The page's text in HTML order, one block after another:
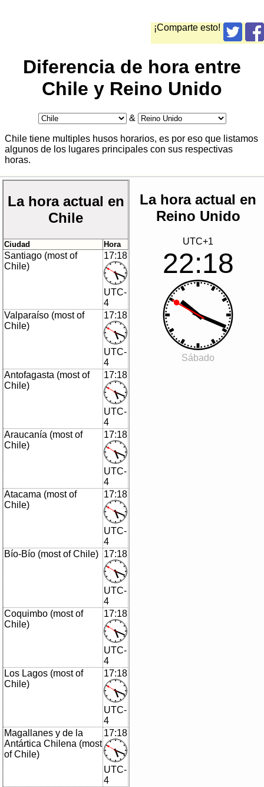
¡Comparte esto!
Diferencia de hora entre
Chile y Reino Unido
&
Chile tiene multiples husos horarios, es por eso que listamos
algunos de los lugares principales con sus respectivas
horas.
La hora actual en
Chile
Ciudad Hora
Santiago (most of
Chile)
17:18
UTC-
4
Valparaíso (most of
Chile)
17:18
UTC-
4
Antofagasta (most of
Chile)
17:18
UTC-
4
Araucanía (most of
Chile)
17:18
UTC-
4
Atacama (most of
Chile)
17:18
UTC-
4
Bío-Bío (most of Chile) 17:18
UTC-
4
Coquimbo (most of
Chile)
17:18
UTC-
4
Los Lagos (most of
Chile)
17:18
UTC-
4
Magallanes y de la
Antártica Chilena (most
of Chile)
17:18
UTC-
4
La hora actual en
Reino Unido
UTC+1
22:18
Sábado